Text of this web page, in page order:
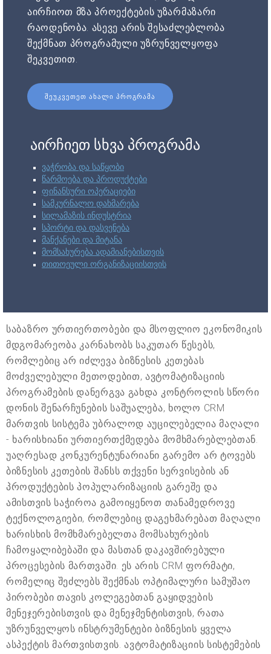
აირჩიოთ მზა პროექტების უზარმაზარი
რაოდენობა. ასევე არის შესაძლებლობა
შექმნათ პროგრამული უზრუნველყოფა
შეკვეთით.
ᲨᲔᲣᲙᲕᲔᲗᲔᲗ ᲐᲮᲐᲚᲘ ᲞᲠᲝᲒᲠᲐᲛᲐ
აირჩიეთ სხვა პროგრამა
ვაჭრობა და საწყობი
წარმოება და პროდუქტები
ფინანსური ოპერაციები
სამკურნალო დახმარება
სილამაზის ინდუსტრია
სპორტი და დასვენება
მანქანები და მიტანა
მომსახურება ადამიანებისთვის
თითოეული ორგანიზაციისთვის
საბაზრო ურთიერთობები და მსოფლიო ეკონომიკის
მდგომარეობა კარნახობს საკუთარ წესებს,
რომლებიც არ იძლევა ბიზნესის კეთებას
მოძველებული მეთოდებით, ავტომატიზაციის
პროგრამების დანერგვა გახდა კონტროლის სწორი
დონის შენარჩუნების საშუალება, ხოლო CRM
მართვის სისტემა უბრალოდ აუცილებელია მაღალი
- ხარისხიანი ურთიერთქმედება მომხმარებლებთან.
უაღრესად კონკურენტუნარიანი გარემო არ ტოვებს
ბიზნესის კეთების შანსს თქვენი სერვისების ან
პროდუქტების პოპულარიზაციის გარეშე და
ამისთვის საჭიროა გამოიყენოთ თანამედროვე
ტექნოლოგიები, რომლებიც დაგეხმარებათ მაღალი
ხარისხის მომხმარებელთა მომსახურების
ჩამოყალიბებაში და მასთან დაკავშირებული
პროცესების მართვაში. ეს არის CRM ფორმატი,
რომელიც შეძლებს შექმნას ოპტიმალური სამუშაო
პირობები თავის კოლეგებთან გაყიდვების
მენეჯერებისთვის და მენეჯმენტისთვის, რათა
უზრუნველყოს ინსტრუმენტები ბიზნესის ყველა
ასპექტის მართვისთვის. ავტომატიზაციის სისტემების